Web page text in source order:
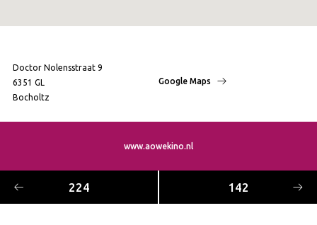
Doctor Nolensstraat 9
6351 GL
Bocholtz
Google Maps
www.aowekino.nl
224 142